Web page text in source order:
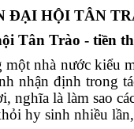
ĐẠI HỘI TÂN
Tân Trào - tiền
nhà nước kiểu
nhận định trong
nghĩa là làm sao
hy sinh nhiều